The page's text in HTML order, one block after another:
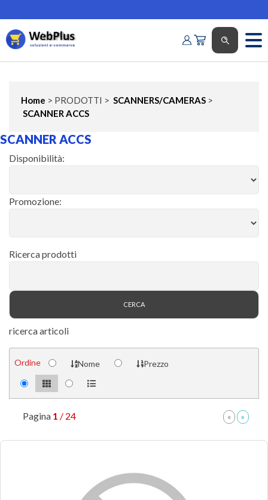
Home > PRODOTTI > SCANNERS/CAMERAS >
SCANNER ACCS
SCANNER ACCS
Disponibilità:
Promozione:
Ricerca prodotti
ricerca articoli
Ordine Nome Prezzo
Pagina 1 / 24